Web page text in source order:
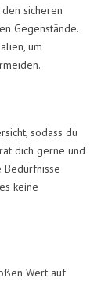
sicheren
Gegenstände.
um
sodass du
dich gerne und
keine
Wert auf